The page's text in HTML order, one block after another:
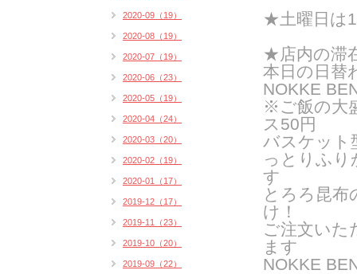
★土曜日は
★店内の滞
本日の日替
NOKKE
※ご飯の大
ス50円
バスケット
っとりふり
す
とろろ昆布
け！
ご注文いた
ま す
NOKKE
2020-09（19）
2020-08（19）
2020-07（19）
2020-06（23）
2020-05（19）
2020-04（24）
2020-03（20）
2020-02（19）
2020-01（17）
2019-12（17）
2019-11（23）
2019-10（20）
2019-09（22）